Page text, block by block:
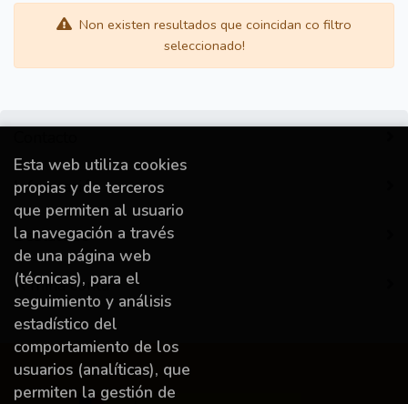
Non existen resultados que coincidan co filtro
seleccionado!
Información
Destacado
A miña conta
Esta web utiliza cookies
propias y de terceros
que permiten al usuario
la navegación a través
de una página web
(técnicas), para el
seguimiento y análisis
estadístico del
comportamiento de los
usuarios (analíticas), que
permiten la gestión de